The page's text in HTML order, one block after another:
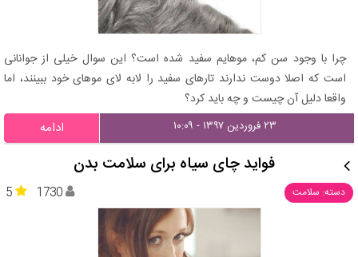
چرا با وجود سن کم، موهایم سفید شده است؟ این سوال خیلی از جوانانی
است که اصلا دوست ندارند تارهای سفید را لابه لای موهای خود ببینند، اما
واقعا دلیل آن چیست و چه باید کرد؟
۲۳ فروردین ۱۳۹۷ - ۱۰:۰۹ ادامه
فواید چای سیاه برای سلامت بدن
دسته: سلامت 5 1730